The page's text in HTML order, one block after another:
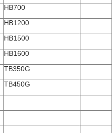
HB700
HB1200
HB1500
HB1600
TB350G
TB450G